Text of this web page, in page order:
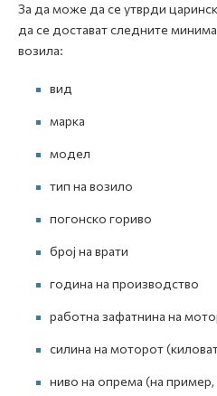
За да може да се утврди
да се достават следните
возила:
вид
марка
модел
тип на возило
погонско гориво
број на врати
година на производство
работна зафатнина на
силина на моторот
ниво на опрема (на